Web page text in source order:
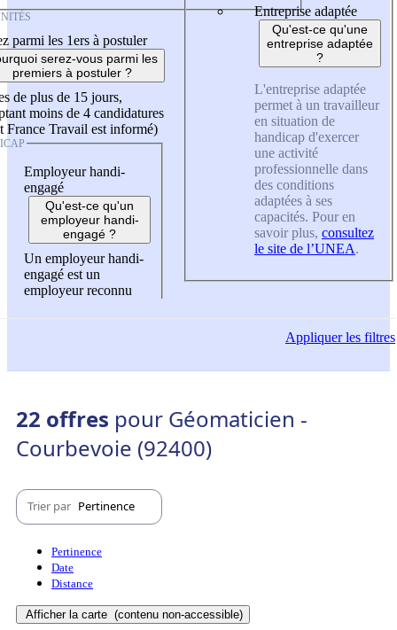
parmi les 1ers à postuler
serez-vous parmi les
premiers à postuler ?
de plus de 15 jours,
moins de 4 candidatures
France Travail est informé)
Employeur handi-
engagé
Qu'est-ce qu'un
employeur handi-
engagé ?
Un employeur handi-
engagé est un
employeur reconnu
Entreprise adaptée
Qu'est-ce qu'une
entreprise adaptée
?
L'entreprise adaptée
permet à un travailleur
en situation de
handicap d'exercer
une activité
professionnelle dans
des conditions
adaptées à ses
capacités. Pour en
savoir plus, consultez
le site de l’UNEA.
Appliquerles filtres
22 offres pour Géomaticien -
Courbevoie (92400)
Trier par Pertinence
Pertinence
Date
Distance
Afficher la carte (contenu non-accessible)